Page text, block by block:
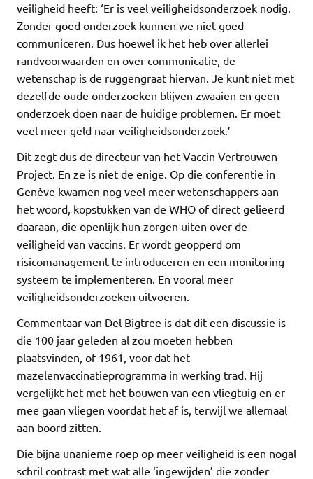
veiligheid heeft: ‘Er is veel veiligheidsonderzoek nodig.
Zonder goed onderzoek kunnen we niet goed
communiceren. Dus hoewel ik het heb over allerlei
randvoorwaarden en over communicatie, de
wetenschap is de ruggengraat hiervan. Je kunt niet met
dezelfde oude onderzoeken blijven zwaaien en geen
onderzoek doen naar de huidige problemen. Er moet
veel meer geld naar veiligheidsonderzoek.’
Dit zegt dus de directeur van het Vaccin Vertrouwen
Project. En ze is niet de enige. Op die conferentie in
Genève kwamen nog veel meer wetenschappers aan
het woord, kopstukken van de WHO of direct gelieerd
daaraan, die openlijk hun zorgen uiten over de
veiligheid van vaccins. Er wordt geopperd om
risicomanagement te introduceren en een monitoring
systeem te implementeren. En vooral meer
veiligheidsonderzoeken uitvoeren.
Commentaar van Del Bigtree is dat dit een discussie is
die 100 jaar geleden al zou moeten hebben
plaatsvinden, of 1961, voor dat het
mazelenvaccinatieprogramma in werking trad. Hij
vergelijkt het met het bouwen van een vliegtuig en er
mee gaan vliegen voordat het af is, terwijl we allemaal
aan boord zitten.
Die bijna unanieme roep op meer veiligheid is een nogal
schril contrast met wat alle ‘ingewijden’ die zonder